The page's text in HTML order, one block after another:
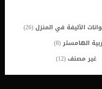
الأليفة في المنزل(26)
الهامستر(8)
غير مصنف(12)